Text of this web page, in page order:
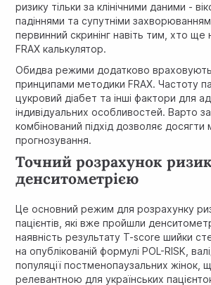
ризику тільки за клінічними даними -
падіннями та супутніми
первинний скринінг навіть тим, хто
FRAX калькулятор.
Обидва режими додатково
принципами методики FRAX. Частоту
цукровий діабет та інші фактори для
індивідуальних особливостей. Варто
комбінований підхід дозволяє досягти
прогнозування.
Точний розрахунок
денситометрією
Це основний режим для розрахунку
пацієнтів, які вже пройшли
наявність результату T-score шийки
на опублікованій формулі POL-RISK,
популяції постменопаузальних жінок,
релевантною для українських